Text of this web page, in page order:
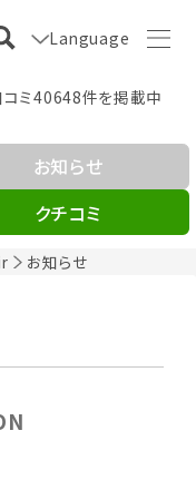
Language
ミ40648件を掲載中
お知らせ
お知らせ
クチコミ